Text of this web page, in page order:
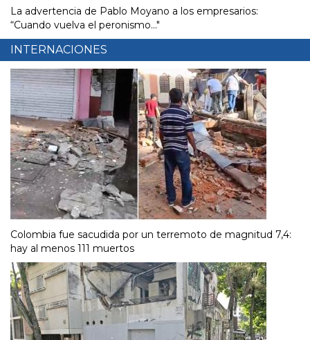
La advertencia de Pablo Moyano a los empresarios:
“Cuando vuelva el peronismo..."
INTERNACIONES
Colombia fue sacudida por un terremoto de magnitud 7,4:
hay al menos 111 muertos